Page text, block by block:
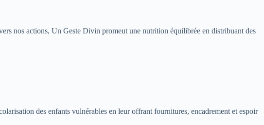
nos actions, Un Geste Divin promeut une nutrition équilibrée en distribuant des
des enfants vulnérables en leur offrant fournitures, encadrement et espoir